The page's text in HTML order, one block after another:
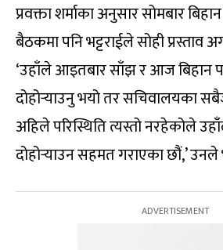
प्रवक्ता शर्माका अनुसार सोमबार
बैठकमा पनि भट्टराईले सोही प्रस्ताव
‘उहाँले आइतबार साँझ र आज बिहान
दोहोर्‍याउनु भयो तर सचिवालयका
अहिले परिस्थिति त्यस्तो नरहेकोले
दोहोर्‍याउन सहमत गराएका छौं,’ उनले